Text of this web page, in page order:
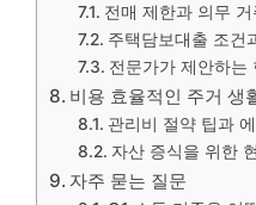
전매 제한과 의무
주택담보대출 조건
전문가가 제안하는
비용 효율적인 주거 생
관리비 절약 팁과
자산 증식을 위한
자주 묻는 질문